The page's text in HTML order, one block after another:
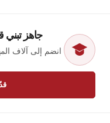
جاهز تبني
انضم إلى آلاف